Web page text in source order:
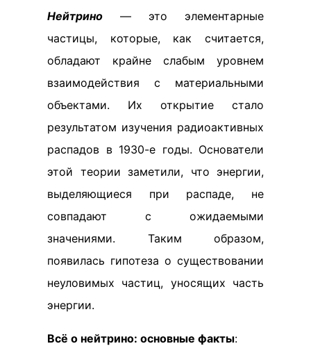
Нейтрино — это элементарные
частицы, которые, как считается,
обладают крайне слабым уровнем
взаимодействия с материальными
объектами. Их открытие стало
результатом изучения радиоактивных
распадов в 1930-е годы. Основатели
этой теории заметили, что энергии,
выделяющиеся при распаде, не
совпадают с ожидаемыми
значениями. Таким образом,
появилась гипотеза о существовании
неуловимых частиц, уносящих часть
энергии.
Всё о нейтрино: основные факты: